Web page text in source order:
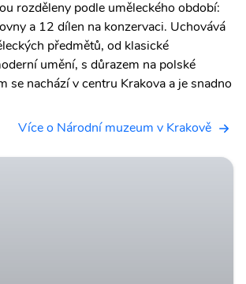
rozděleny podle uměleckého období:
a 12 dílen na konzervaci. Uchovává
předmětů, od klasické
umění, s důrazem na polské
se nachází v centru Krakova a je snadno
Více o Národní muzeum v Krakově